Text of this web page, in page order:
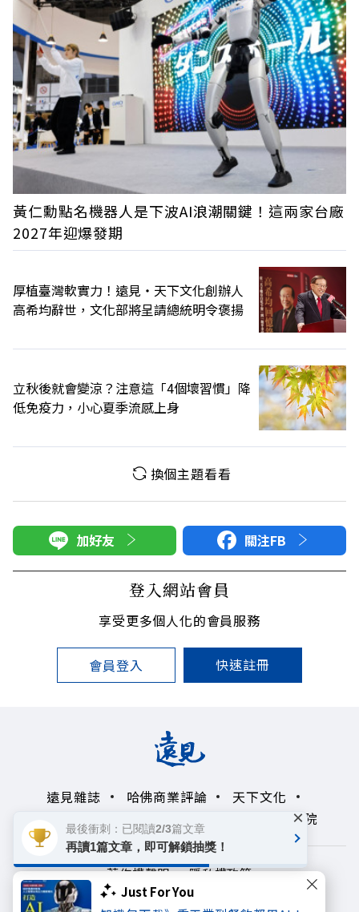
Just For You
黃仁勳點名機器人是下波AI浪潮關鍵！這兩家台廠
2027年迎爆發期
厚植臺灣軟實力！遠見‧天下文化創辦人
高希均辭世，文化部將呈請總統明令褒揚
立秋後就會變涼？注意這「4個壞習慣」降
低免疫力，小心夏季流感上身
換個主題看看
加好友 關注FB
登入網站會員
享受更多個人化的會員服務
會員登入 快速註冊
遠見雜誌 哈佛商業評論
天下文化
未來親子學習平台
領導影響力學院
著作權聲明
隱私權政策
Copyright© 1999~2026
最後衝刺：已閱讀2/3篇文章
再讀1篇文章，即可解鎖抽獎！
×